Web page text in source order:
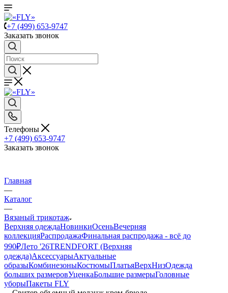
+7 (499) 653-9747
Заказать звонок
Телефоны
+7 (499) 653-9747
Заказать звонок
Главная
—
Каталог
—
Вязаный трикотаж
Верхняя одеждаНовинкиОсеньВечерняя
коллекцияРаспродажаФинальная распродажа - всё до
990₽Лето '26TRENDFORT (Верхняя
одежда)АксессуарыАктуальные
образыКомбинезоныКостюмыПлатьяВерхНизОдежда
больших размеровУценкаБольшие размерыГоловные
уборыПакеты FLY